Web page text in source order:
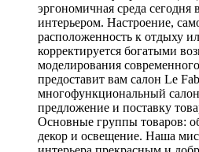
эргономичная среда сегодня
интерьером. Настроение,
расположенность к отдыху
корректируется богатыми
моделирования
предоставит вам салон Le
многофункциональный
предложение и поставку
Основные группы товаров:
декор и освещение. Наша